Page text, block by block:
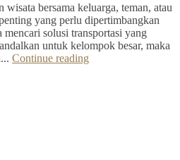
wisata bersama keluarga, teman, atau
yang perlu dipertimbangkan
mencari solusi transportasi yang
untuk kelompok besar, maka
Continue reading